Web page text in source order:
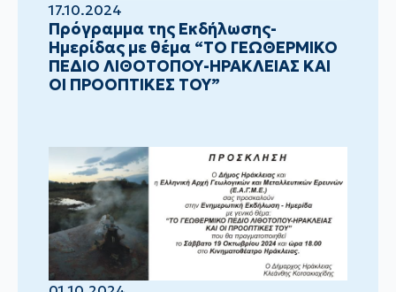
17.10.2024
Πρόγραμμα της Εκδήλωσης-
Ημερίδας με θέμα “ΤΟ ΓΕΩΘΕΡΜΙΚΟ
ΠΕΔΙΟ ΛΙΘΟΤΟΠΟΥ-ΗΡΑΚΛΕΙΑΣ ΚΑΙ
ΟΙ ΠΡΟΟΠΤΙΚΕΣ ΤΟΥ”